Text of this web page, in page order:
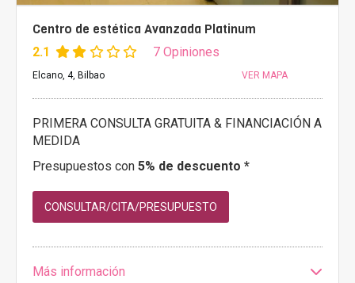
Centro de estética Avanzada Platinum
2.1 7 Opiniones
Elcano, 4, Bilbao VER MAPA
PRIMERA CONSULTA GRATUITA & FINANCIACIÓN A
MEDIDA
Presupuestos con 5% de descuento *
CONSULTAR/CITA/PRESUPUESTO
Más información